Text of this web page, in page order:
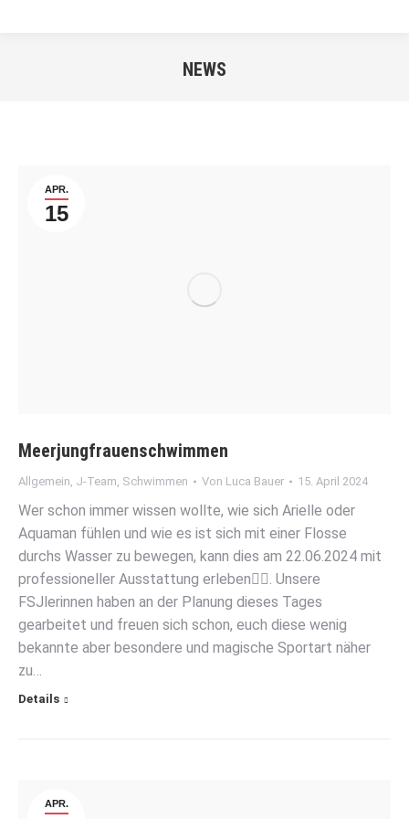
NEWS
APR.
15
Meerjungfrauenschwimmen
Allgemein, J-Team, Schwimmen Von Luca Bauer 15. April 2024
Wer schon immer wissen wollte, wie sich Arielle oder
Aquaman fühlen und wie es ist sich mit einer Flosse
durchs Wasser zu bewegen, kann dies am 22.06.2024 mit
professioneller Ausstattung erleben🧜‍♀️. Unsere
FSJlerinnen haben an der Planung dieses Tages
gearbeitet und freuen sich schon, euch diese wenig
bekannte aber besondere und magische Sportart näher
zu…
Details
APR.